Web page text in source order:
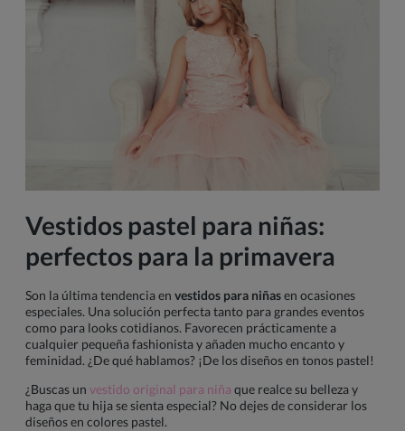
Vestidos pastel para niñas:
perfectos para la primavera
Son la última tendencia en vestidos para niñasen ocasiones
especiales. Una solución perfecta tanto para grandes eventos
como para looks cotidianos. Favorecen prácticamente a
cualquier pequeña fashionista y añaden mucho encanto y
feminidad. ¿De qué hablamos? ¡De los diseños en tonos pastel!
¿Buscas un vestido original para niña que realce su belleza y
haga que tu hija se sienta especial? No dejes de considerar los
diseños en colores pastel.